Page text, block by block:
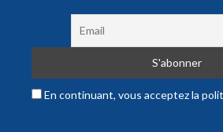
En continuant, vous acceptez la